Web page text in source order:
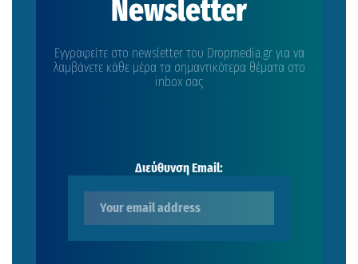
Newsletter
Εγγραφείτε στο newsletter του Dropmedia.gr για να
λαμβάνετε κάθε μέρα τα σημαντικότερα θέματα στο
inbox σας
Διεύθυνση Email: